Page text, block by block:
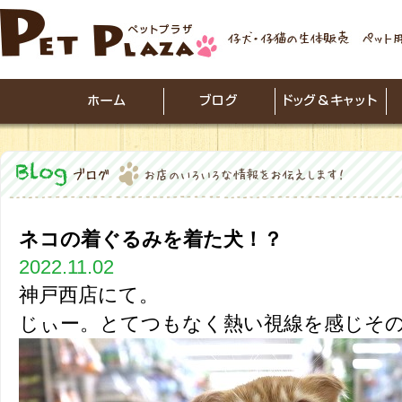
ネコの着ぐるみを着た犬！？
2022.11.02
神戸西店にて。
じぃー。とてつもなく熱い視線を感じそ